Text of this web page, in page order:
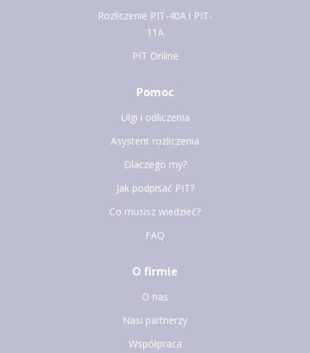
Rozliczenie PIT-40A i PIT-
11A
PIT Online
Pomoc
Ulgi i odliczenia
Asystent rozliczenia
Dlaczego my?
Jak podpisać PIT?
Co musisz wiedzieć?
FAQ
O firmie
O nas
Nasi partnerzy
Współpraca